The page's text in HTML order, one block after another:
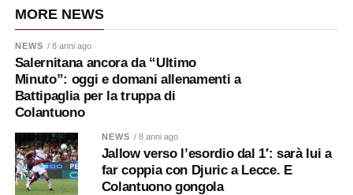
MORE NEWS
NEWS / 8 anni ago
Salernitana ancora da “Ultimo
Minuto”: oggi e domani allenamenti a
Battipaglia per la truppa di
Colantuono
NEWS / 8 anni ago
Jallow verso l’esordio dal 1′: sarà lui a
far coppia con Djuric a Lecce. E
Colantuono gongola